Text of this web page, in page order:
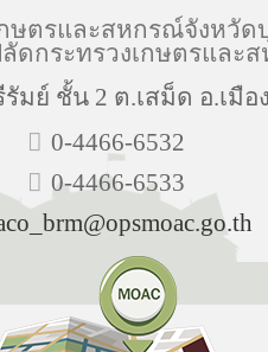
ษตรและสหกรณ์จังหวัด
ดกระทรวงเกษตรและ
มย์ ชั้น 2 ต.เสม็ด อ.เมือ
0-4466-6532
0-4466-6533